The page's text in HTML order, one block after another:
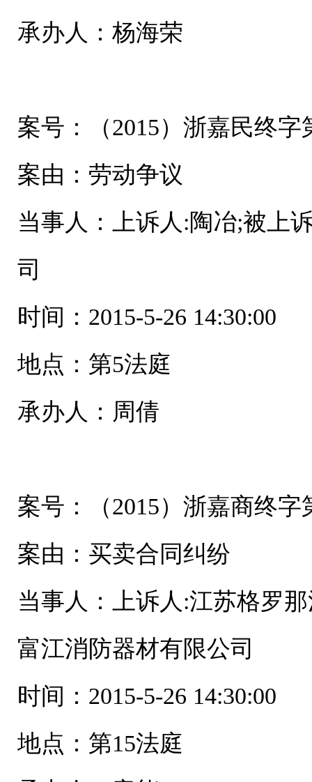
承办人：杨海荣
案号：（2015）浙嘉民终字
案由：劳动争议
当事人：上诉人:陶冶;被上
司
时间：2015-5-26 14:30:00
地点：第5法庭
承办人：周倩
案号：（2015）浙嘉商终字
案由：买卖合同纠纷
当事人：上诉人:江苏格罗
富江消防器材有限公司
时间：2015-5-26 14:30:00
地点：第15法庭